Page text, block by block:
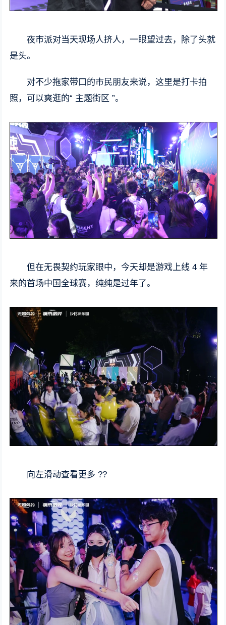
夜市派对当天现场人挤人，一眼望过去，除了头就
是头。
对不少拖家带口的市民朋友来说，这里是打卡拍
照，可以爽逛的“ 主题街区 ”。
但在无畏契约玩家眼中，今天却是游戏上线 4 年
来的首场中国全球赛，纯纯是过年了。
向左滑动查看更多 ??